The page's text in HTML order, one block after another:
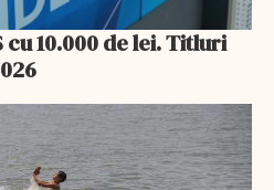
cu 10.000 de lei. Titluri